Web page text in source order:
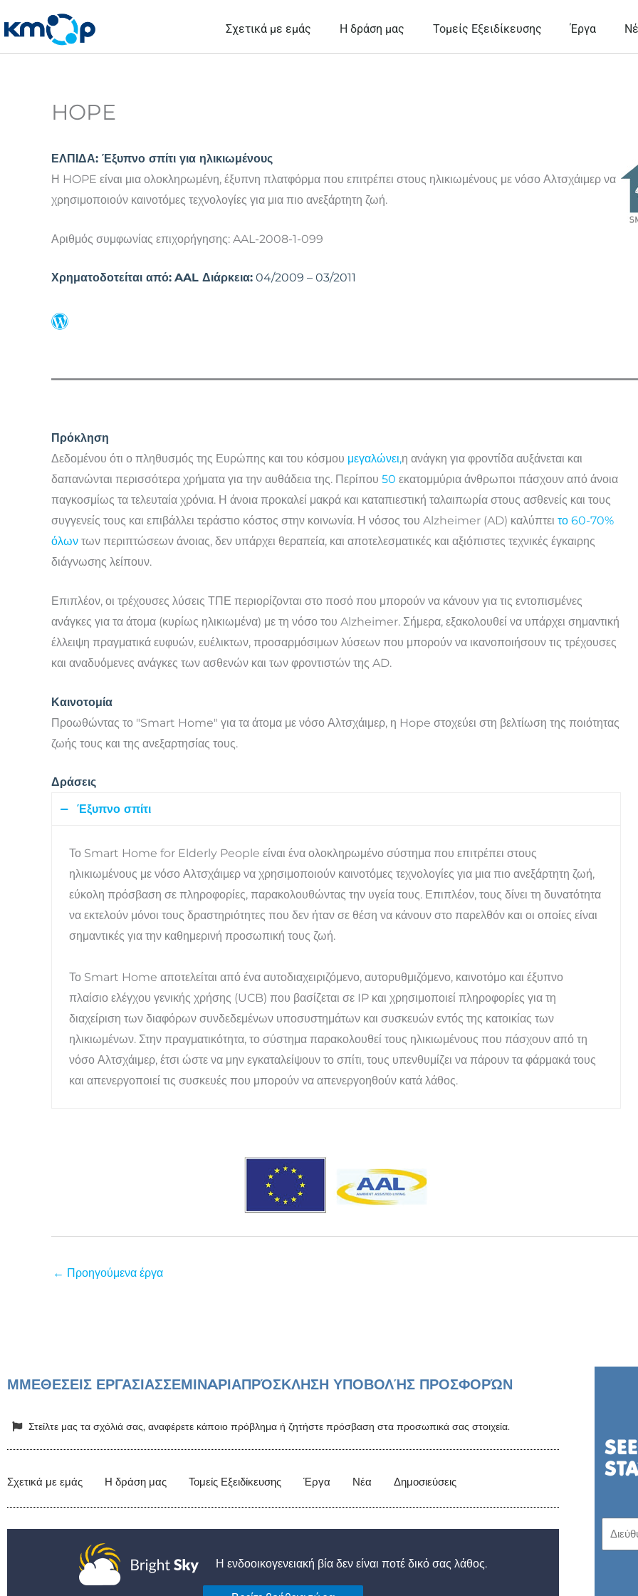
στο
περιεχόμενο
Σχετικά με εμάς Η δράση μας Τομείς Εξειδίκευσης Έργα
HOPE
ΕΛΠΙΔΑ: Έξυπνο σπίτι για ηλικιωμένους
Η HOPE είναι μια ολοκληρωμένη, έξυπνη πλατφόρμα που επιτρέπει στους ηλικιωμένους με νόσο Αλτσχάιμερ να
χρησιμοποιούν καινοτόμες τεχνολογίες για μια πιο ανεξάρτητη ζωή.
Αριθμός συμφωνίας επιχορήγησης: AAL-2008-1-099
Χρηματοδοτείται από: AAL Διάρκεια: 04/2009 – 03/2011
Πρόκληση
Δεδομένου ότι ο πληθυσμός της Ευρώπης και του κόσμου μεγαλώνει,η ανάγκη για φροντίδα αυξάνεται και
δαπανώνται περισσότερα χρήματα για την αυθάδεια της. Περίπου 50 εκατομμύρια άνθρωποι πάσχουν από άνοια
παγκοσμίως τα τελευταία χρόνια. Η άνοια προκαλεί μακρά και καταπιεστική ταλαιπωρία στους ασθενείς και τους
συγγενείς τους και επιβάλλει τεράστιο κόστος στην κοινωνία. Η νόσος του Alzheimer (AD) καλύπτει το 60-70%
όλων των περιπτώσεων άνοιας, δεν υπάρχει θεραπεία, και αποτελεσματικές και αξιόπιστες τεχνικές έγκαιρης
διάγνωσης λείπουν.
Επιπλέον, οι τρέχουσες λύσεις ΤΠΕ περιορίζονται στο ποσό που μπορούν να κάνουν για τις εντοπισμένες
ανάγκες για τα άτομα (κυρίως ηλικιωμένα) με τη νόσο του Alzheimer. Σήμερα, εξακολουθεί να υπάρχει σημαντική
έλλειψη πραγματικά ευφυών, ευέλικτων, προσαρμόσιμων λύσεων που μπορούν να ικανοποιήσουν τις τρέχουσες
και αναδυόμενες ανάγκες των ασθενών και των φροντιστών της AD.
Καινοτομία
Προωθώντας το "Smart Home" για τα άτομα με νόσο Αλτσχάιμερ, η Hope στοχεύει στη βελτίωση της ποιότητας
ζωής τους και της ανεξαρτησίας τους.
Δράσεις
Έξυπνο σπίτι
Το Smart Home for Elderly People είναι ένα ολοκληρωμένο σύστημα που επιτρέπει στους
ηλικιωμένους με νόσο Αλτσχάιμερ να χρησιμοποιούν καινοτόμες τεχνολογίες για μια πιο ανεξάρτητη ζωή,
εύκολη πρόσβαση σε πληροφορίες, παρακολουθώντας την υγεία τους. Επιπλέον, τους δίνει τη δυνατότητα
να εκτελούν μόνοι τους δραστηριότητες που δεν ήταν σε θέση να κάνουν στο παρελθόν και οι οποίες είναι
σημαντικές για την καθημερινή προσωπική τους ζωή.
Το Smart Home αποτελείται από ένα αυτοδιαχειριζόμενο, αυτορυθμιζόμενο, καινοτόμο και έξυπνο
πλαίσιο ελέγχου γενικής χρήσης (UCB) που βασίζεται σε IP και χρησιμοποιεί πληροφορίες για τη
διαχείριση των διαφόρων συνδεδεμένων υποσυστημάτων και συσκευών εντός της κατοικίας των
ηλικιωμένων. Στην πραγματικότητα, το σύστημα παρακολουθεί τους ηλικιωμένους που πάσχουν από τη
νόσο Αλτσχάιμερ, έτσι ώστε να μην εγκαταλείψουν το σπίτι, τους υπενθυμίζει να πάρουν τα φάρμακά τους
και απενεργοποιεί τις συσκευές που μπορούν να απενεργοηθούν κατά λάθος.
← Προηγούμενα έργα
ΜΜΕΘΕΣΕΙΣ ΕΡΓΑΣΙΑΣΣΕΜΙΝAΡΙΑΠΡΌΣΚΛΗΣΗ ΥΠΟΒΟΛΉΣ ΠΡΟΣΦΟΡΏΝ
Στείλτε μας τα σχόλιά σας, αναφέρετε κάποιο πρόβλημα ή ζητήστε πρόσβαση στα προσωπικά σας στοιχεία.
Σχετικά με εμάς Η δράση μας Τομείς Εξειδίκευσης Έργα Νέα Δημοσιεύσεις
Η ενδοοικογενειακή βία δεν είναι ποτέ δικό σας λάθος.